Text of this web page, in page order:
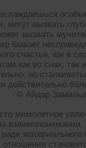
вызвать
вызвать
бывает
счастья, как в
как во снах, так
но
действительно
© Айдар
мимолетное
ради